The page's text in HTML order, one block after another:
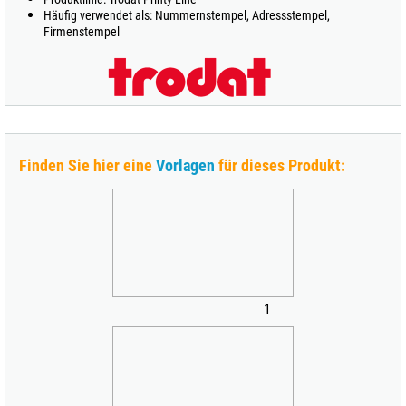
Häufig verwendet als: Nummernstempel, Adressstempel,
Firmenstempel
Finden Sie hier eineVorlagen für dieses Produkt:
1